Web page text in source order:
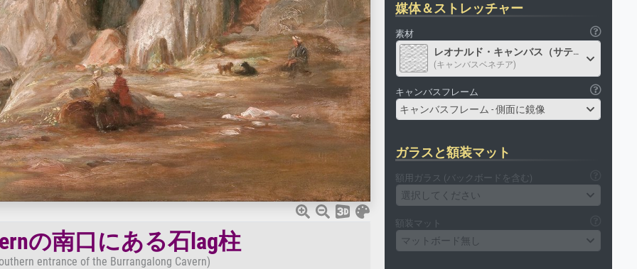
の南口にある石lag柱
entrance of the Burrangalong Cavern)
媒体＆ストレッチャー
素材
レオナルド・キャンバス（サテン）
(キャンバスベネチア)
キャンバスフレーム
キャンバスフレーム - 側面に鏡像
ガラスと額装マット
額用ガラス (バックボードを含む)
選択してください
額装マット
マットボード無し